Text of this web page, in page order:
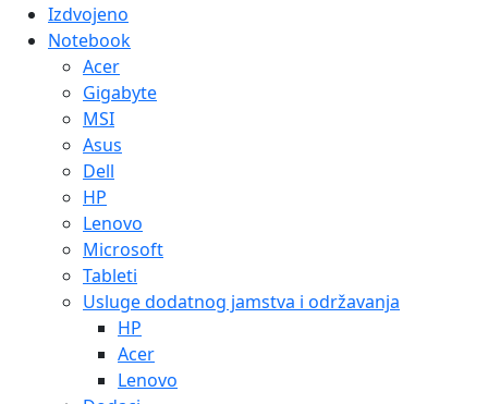
Izdvojeno
Notebook
Acer
Gigabyte
MSI
Asus
Dell
HP
Lenovo
Microsoft
Tableti
Usluge dodatnog jamstva i održavanja
HP
Acer
Lenovo